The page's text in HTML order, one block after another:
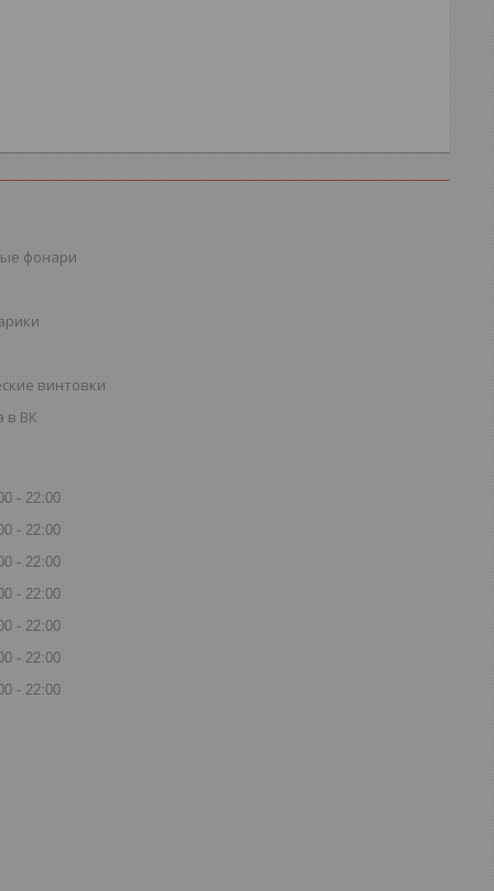
фонари
винтовки
в ВК
22:00
22:00
22:00
22:00
22:00
22:00
22:00